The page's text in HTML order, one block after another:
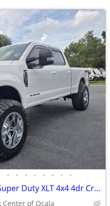
• • • • • • • •
2019 Ford F-250 F250 F 250 Super Duty XLT 4x4 4dr Crew Cab 6.8 ft. SB Pickup
Center of Ocala